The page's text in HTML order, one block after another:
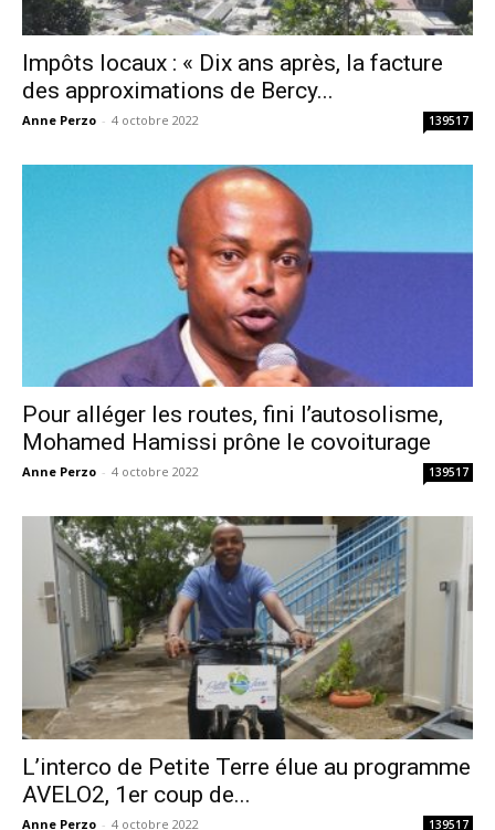
Impôts locaux : « Dix ans après, la facture
des approximations de Bercy...
Anne Perzo - 4 octobre 2022 139517
Pour alléger les routes, fini l’autosolisme,
Mohamed Hamissi prône le covoiturage
Anne Perzo - 4 octobre 2022 139517
L’interco de Petite Terre élue au programme
AVELO2, 1er coup de...
Anne Perzo - 4 octobre 2022 139517